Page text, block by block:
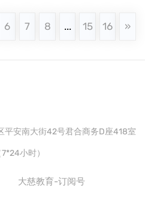
6 7 8 ... 15 16 »
平安南大街42号君合商务D座418室
7*24小时）
大慈教育-订阅号